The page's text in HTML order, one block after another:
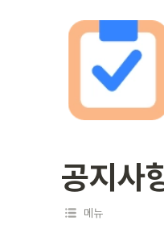
공지사
메뉴